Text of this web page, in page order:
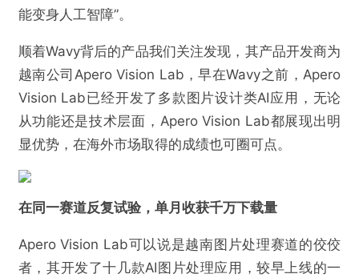
能变身人工智障”。
顺着Wavy背后的产品我们关注发现，其产品开发商为
越南公司Apero Vision Lab，早在Wavy之前，Apero
Vision Lab已经开发了多款图片设计类AI应用，无论
从功能还是技术层面，Apero Vision Lab都展现出明
显优势，在海外市场取得的成绩也可圈可点。
在同一赛道反复试验， 单月收获千万下载量
Apero Vision Lab可以说是越南图片处理赛道的佼佼
者，其开发了十几款AI图片处理应用，较早上线的一